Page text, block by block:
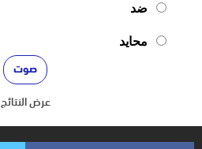
ضد
محايد
عرض النتائج